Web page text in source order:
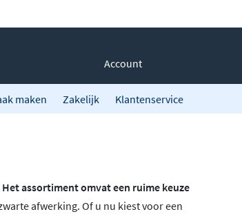
Account
maken Zakelijk Klantenservice
Het assortiment omvat een ruime keuze
afwerking. Of u nu kiest voor een